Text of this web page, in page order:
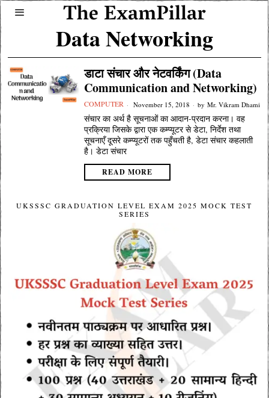
Data Networking
डाटा संचार और नेटवर्किंग (Data
Communication and Networking)
COMPUTER November 15, 2018 by Mr. Vikram Dhami
संचार का अर्थ है सूचनाओं का आदान-प्रदान करना। वह
प्रक्रिया जिसके द्वारा एक कम्प्यूटर से डेटा, निर्देश तथा
सूचनाएँ दूसरे कम्प्यूटरों तक पहुँचती है, डेटा संचार कहलाती
है। डेटा संचार
READ MORE
UKSSSC GRADUATION LEVEL EXAM 2025 MOCK TEST
SERIES